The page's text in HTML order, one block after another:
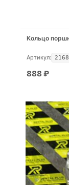
Кольцо
Артикул:
888 ₽